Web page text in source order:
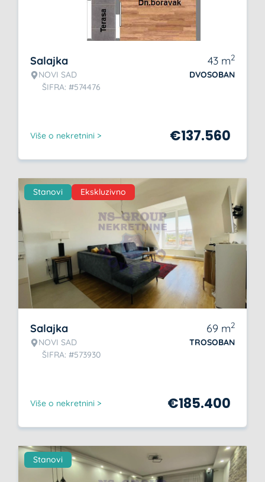
Salajka
NOVI SAD
ŠIFRA: #574476
43 m2
DVOSOBAN
Više o nekretnini > €137.560
Stanovi Ekskluzivno
Salajka
NOVI SAD
ŠIFRA: #573930
69 m2
TROSOBAN
Više o nekretnini > €185.400
Stanovi